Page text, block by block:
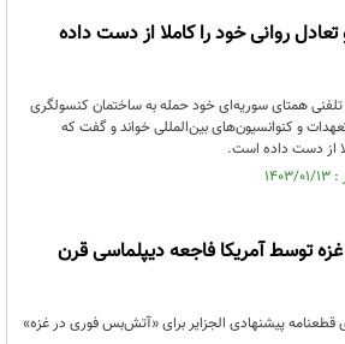
تعادل روانی خود را کاملا از دست داده
تلفنی همتای سوریه‌ای خود حمله به ساختمان کنسولگری
و کنوانسیون‌های بین‌المللی خواند و گفت که
از دست داده است.
توسط آمریکا فاجعه دیپلماسی قرن
قطعنامه پیشنهادی الجزایر برای «آتش‌بس فوری در غزه»